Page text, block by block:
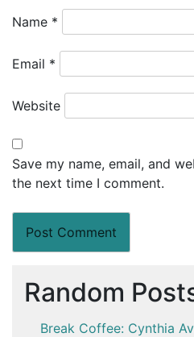
Name *
Email *
Website
Save my name, email, and
the next time I comment.
Random
Break Coffee: Cynthia